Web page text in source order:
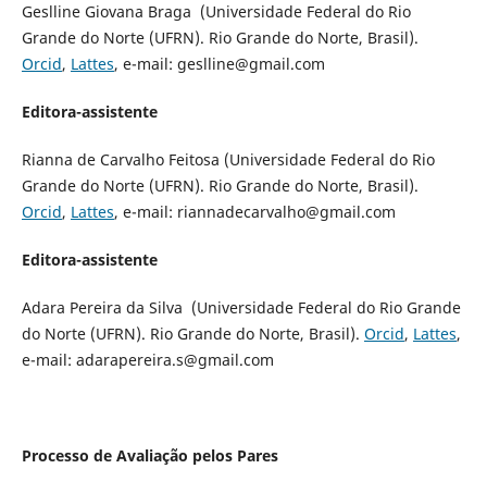
Geslline Giovana Braga (Universidade Federal do Rio
Grande do Norte (UFRN). Rio Grande do Norte, Brasil).
Orcid, Lattes, e-mail: geslline@gmail.com
Editora-assistente
Rianna de Carvalho Feitosa (Universidade Federal do Rio
Grande do Norte (UFRN). Rio Grande do Norte, Brasil).
Orcid, Lattes, e-mail: riannadecarvalho@gmail.com
Editora-assistente
Adara Pereira da Silva (Universidade Federal do Rio Grande
do Norte (UFRN). Rio Grande do Norte, Brasil). Orcid, Lattes,
e-mail: adarapereira.s@gmail.com
Processo de Avaliação pelos Pares